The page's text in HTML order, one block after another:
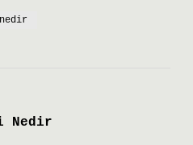
Nedir